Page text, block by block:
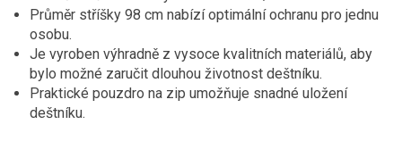
Průměr stříšky 98 cm nabízí optimální ochranu pro jednu
osobu.
Je vyroben výhradně z vysoce kvalitních materiálů, aby
bylo možné zaručit dlouhou životnost deštníku.
Praktické pouzdro na zip umožňuje snadné uložení
deštníku.